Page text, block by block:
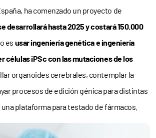
ha comenzado un proyecto de
desarrollará hasta 2025 y costará 150.000
es usar ingeniería genética e ingeniería
células iPSc con las mutaciones de los
organoides cerebrales, contemplar la
procesos de edición génica para distintas
plataforma para testado de fármacos.